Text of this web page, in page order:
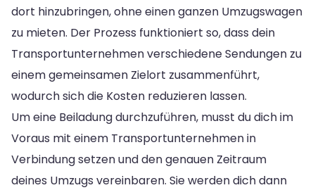
dort hinzubringen, ohne einen ganzen Umzugswagen
zu mieten. Der Prozess funktioniert so, dass dein
Transportunternehmen verschiedene Sendungen zu
einem gemeinsamen Zielort zusammenführt,
wodurch sich die Kosten reduzieren lassen.
Um eine Beiladung durchzuführen, musst du dich im
Voraus mit einem Transportunternehmen in
Verbindung setzen und den genauen Zeitraum
deines Umzugs vereinbaren. Sie werden dich dann